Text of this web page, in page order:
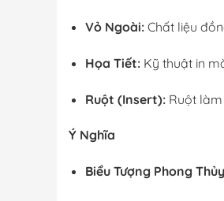
Vỏ Ngoài:Chất liệu
Họa Tiết:Kỹ thuật in
Ruột (Insert):Ruột làm
Ý Nghĩa
Biểu Tượng Phong